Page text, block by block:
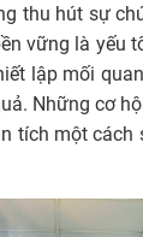
thu hút sự
vững là
lập mối
Những cơ
một